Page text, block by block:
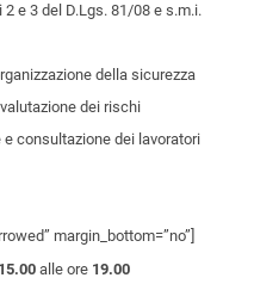
e 3 del D.Lgs. 81/08 e s.m.i.
della sicurezza
dei rischi
e consultazione dei lavoratori
margin_bottom=”no”]
15.00 alle ore 19.00